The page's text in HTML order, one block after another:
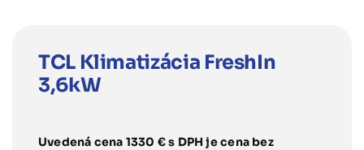
TCL Klimatizácia FreshIn
3,6kW
Uvedená cena 1330 € s DPH je cena bez